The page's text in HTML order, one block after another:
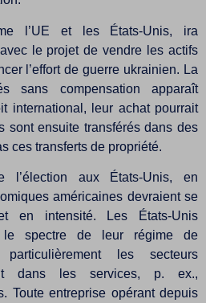
l’UE et les États-Unis, ira
le projet de vendre les actifs
l’effort de guerre ukrainien. La
sans compensation apparaît
international, leur achat pourrait
sont ensuite transférés dans des
ces transferts de propriété.
l’élection aux États-Unis, en
américaines devraient se
en intensité. Les États-Unis
le spectre de leur régime de
les secteurs
dans les services, p. ex.,
Toute entreprise opérant depuis